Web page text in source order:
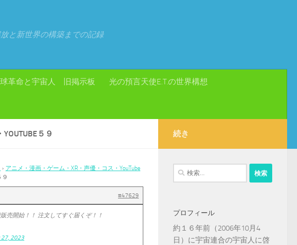
と新世界の構築までの記録
革命と宇宙人 旧掲示板 光の預言天使E.T.の世界構想
５９
› アニメ・漫画・ゲーム・XR・声優・コス・YouTube
#47629
売開始！！ 注文してすぐ届くぞ！！
27, 2023
続き
検
索:
プロフィール
約１６年前（2006年10月4
日）に宇宙連合の宇宙人に啓